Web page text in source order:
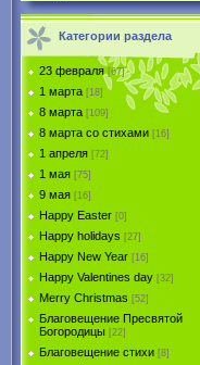
Категории раздела
23 февраля [67]
1 марта [18]
8 марта [109]
8 марта со стихами [16]
1 апреля [72]
1 мая [75]
9 мая [16]
Happy Easter [0]
Happy holidays [27]
Happy New Year [16]
Happy Valentines day [32]
Merry Christmas [52]
Благовещение Пресвятой
Богородицы [22]
Благовещение стихи [8]